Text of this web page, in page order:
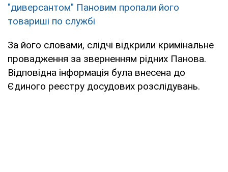
"диверсантом" Пановим пропали його
товариші по службі
За його словами, слідчі відкрили кримінальне
провадження за зверненням рідних Панова.
Відповідна інформація була внесена до
Єдиного реєстру досудових розслідувань.